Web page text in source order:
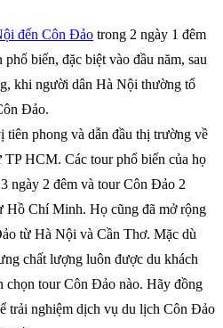
đến Côn Đảo trong 2 ngày 1 đêm
biến, đặc biệt vào đầu năm, sau
khi người dân Hà Nội thường tổ
Đảo.
tiên phong và dẫn đầu thị trường về
HCM. Các tour phổ biến của họ
ngày 2 đêm và tour Côn Đảo 2
Hồ Chí Minh. Họ cũng đã mở rộng
từ Hà Nội và Cần Thơ. Mặc dù
chất lượng luôn được du khách
chọn tour Côn Đảo nào. Hãy đồng
trải nghiệm dịch vụ du lịch Côn Đảo